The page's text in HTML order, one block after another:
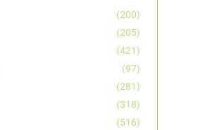
(200)
(205)
(421)
(97)
(281)
(318)
(516)